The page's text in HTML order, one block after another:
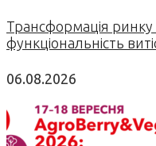
Трансформація ринку
функціональність
06.08.2026